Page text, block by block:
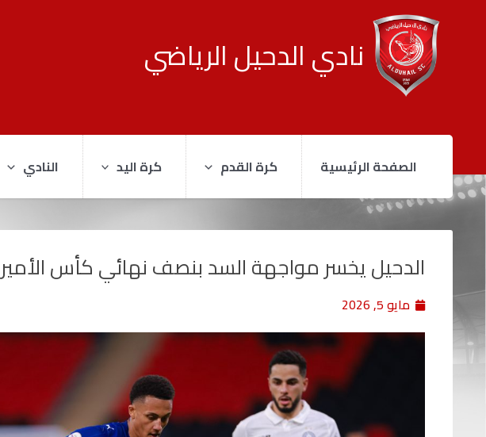
نادي الدحيل الرياضي
الصفحة الرئيسية كرة القدم كرة اليد النادي
الدحيل يخسر مواجهة السد بنصف نهائي كأس الأمير
مايو 5, 2026